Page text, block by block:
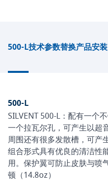
500-L技术参数替换产品安装
500-L
SILVENT 500-L：配有一个
一个拉瓦尔孔，可产生以超
周围还有很多发散槽，可产
组合形式具有优良的清洁性
用。保护翼可防止皮肤与喷
顿（14.8oz）